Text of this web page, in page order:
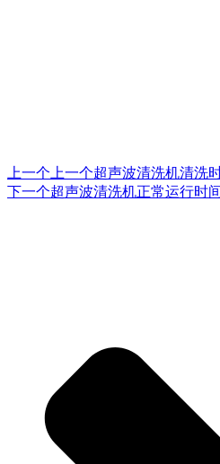
上一个 上一个超声波清洗机清洗
下一个超声波清洗机正常运行时